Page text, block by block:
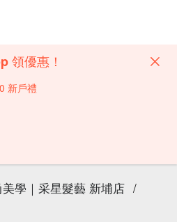
領優惠！
新戶禮
學｜采星髮藝 新埔店 /